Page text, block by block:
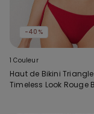
-40%
1 Couleur
Haut de Bikini Triangle
Timeless Look Rouge